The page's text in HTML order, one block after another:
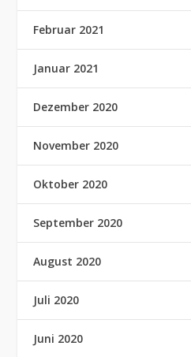
Februar 2021
Januar 2021
Dezember 2020
November 2020
Oktober 2020
September 2020
August 2020
Juli 2020
Juni 2020